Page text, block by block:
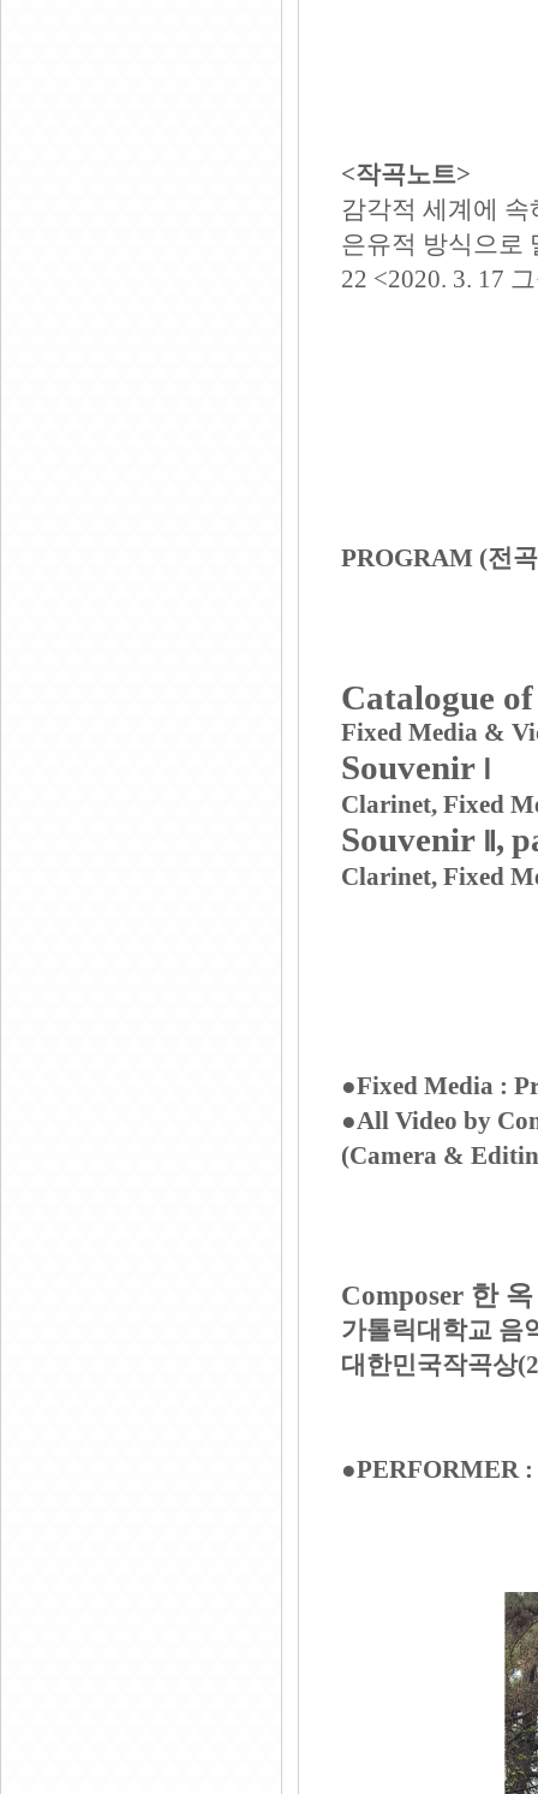
<작곡노트>
감각적 세계에
은유적 방식으로
22 <2020. 3. 17
PROGRAM (전
Catalogue
Fixed Media &
Souvenir
Clarinet, Fixed
Souvenir ,
Clarinet, Fixed
●Fixed Media :
●All Video by
(Camera &
Composer 한
가톨릭대학교 음
대한민국작곡상
●PERFORMER :